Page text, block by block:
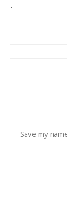
Save my